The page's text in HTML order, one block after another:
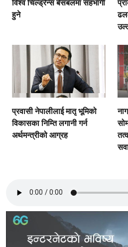
विश्व चिल्ड्रेन्स बेसबलमा सहभागी
हुने
प्रवासी नेपालीलाई मातृ भूमिको
विकासका निम्ति लगानी गर्न
अर्थमन्त्रीको आग्रह